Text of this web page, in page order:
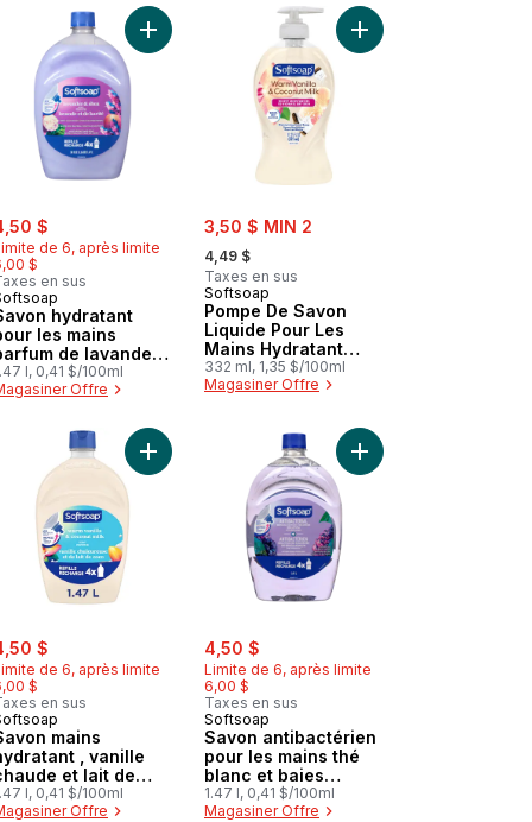
et cassonade au panier
SAVON MAINS CRME ALOES au panier
$
de 6, après limite
$
en sus
hydratant
les mains
de lavande
de karité recharge
l, 0,41 $/100ml
Offre
Ajouter Savon hydratant pour les mains parfum
sale:
3,50 $ MIN 2
, formerly:
4,49 $
Taxes en sus
Softsoap
Pompe De Savon
Liquide Pour Les
Mains Hydratant
Intense Warm Vanilla
& Coconut Milk
332 ml, 1,35 $/100ml
Magasiner Offre
Ajouter Pompe De
lait et miel, 1,47 L au panier
De Savon Liquide Pour Les Mains Antibactérien Propreté
$
de 6, après limite
$
en sus
mains
, vanille
et lait de
l, 0,41 $/100ml
Offre
Ajouter Savon mains hydratant , vanille chaude
sale:
4,50 $
Limite de 6, après limite
6,00 $
Taxes en sus
Softsoap
Savon antibactérien
pour les mains thé
blanc et baies
recharge
1.47 l, 0,41 $/100ml
Magasiner Offre
Ajouter Savon